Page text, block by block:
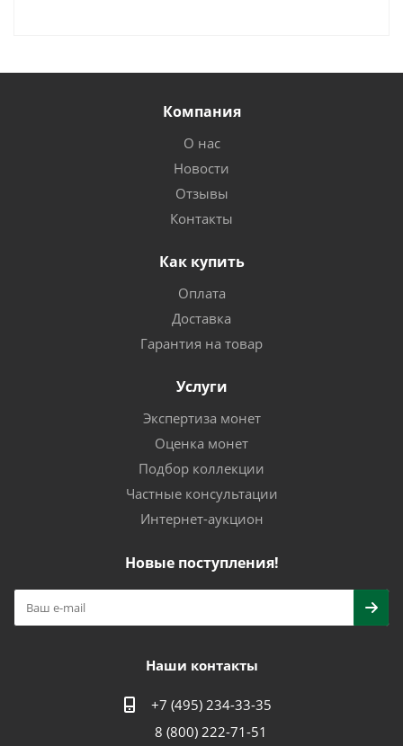
Компания
О нас
Новости
Отзывы
Контакты
Как купить
Оплата
Доставка
Гарантия на товар
Услуги
Экспертиза монет
Оценка монет
Подбор коллекции
Частные консультации
Интернет-аукцион
Новые поступления!
Наши контакты
+7 (495) 234-33-35
8 (800) 222-71-51